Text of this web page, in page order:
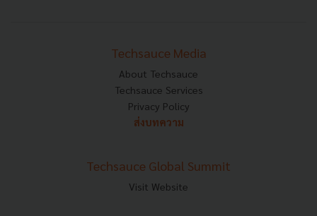
Techsauce Media
About Techsauce
Techsauce Services
Privacy Policy
ส่งบทความ
Techsauce Global Summit
Visit Website